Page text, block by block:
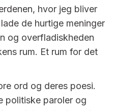
hvor jeg bliver
de hurtige meninger
og overfladiskheden
rum. Et rum for det
ord og deres poesi.
politiske paroler og